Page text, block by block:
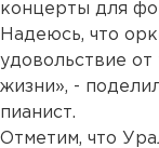
концерты для
Надеюсь, что
удовольствие
жизни», -
пианист.
Отметим, что